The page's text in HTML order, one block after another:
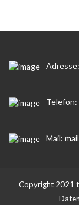
Telefon:
Mail:
Copyright 2021